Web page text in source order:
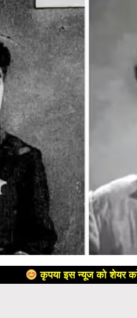
कृपया इस न्यूज को शेयर